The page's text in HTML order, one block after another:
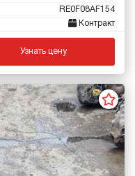
RE0F08AF154
Контракт
Узнать цену